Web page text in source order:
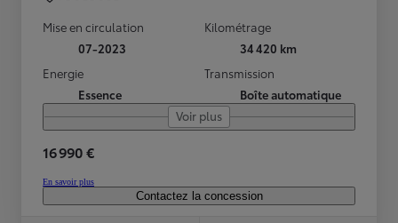
Mise en circulation
07-2023
Kilométrage
34 420 km
Energie
Essence
Transmission
Boîte automatique
Voir plus
16 990 €
En savoir plus
Contactez la concession